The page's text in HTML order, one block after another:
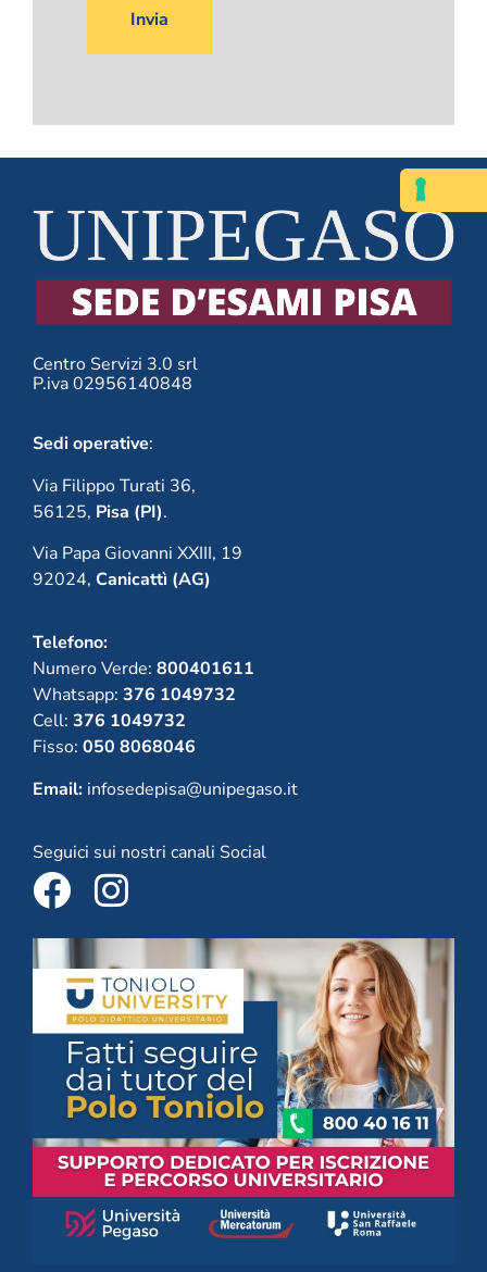
vuoto
Centro Servizi 3.0 srl
P.iva 02956140848
Sedi operative:
Via Filippo Turati 36,
56125, Pisa (PI).
Via Papa Giovanni XXIII, 19
92024, Canicattì (AG)
Telefono:
Numero Verde: 800401611
Whatsapp: 376 1049732
Cell: 376 1049732
Fisso: 050 8068046
Email: infosedepisa@unipegaso.it
Seguici sui nostri canali Social